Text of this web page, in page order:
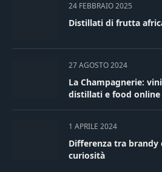
24 FEBBRAIO 2025
Distillati di frutta
27 AGOSTO 2024
La Champagnerie:
distillati e food online
1 APRILE 2024
Differenza tra brandy
curiosità